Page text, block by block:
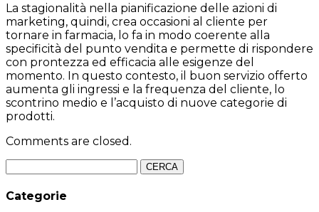
La stagionalità nella pianificazione delle azioni di
marketing, quindi, crea occasioni al cliente per
tornare in farmacia, lo fa in modo coerente alla
specificità del punto vendita e permette di rispondere
con prontezza ed efficacia alle esigenze del
momento. In questo contesto, il buon servizio offerto
aumenta gli ingressi e la frequenza del cliente, lo
scontrino medio e l’acquisto di nuove categorie di
prodotti.
Comments are closed.
per:
Categorie